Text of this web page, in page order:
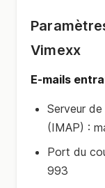
Vimexx
E-mails
Serveur
(IMAP) :
Port du
993